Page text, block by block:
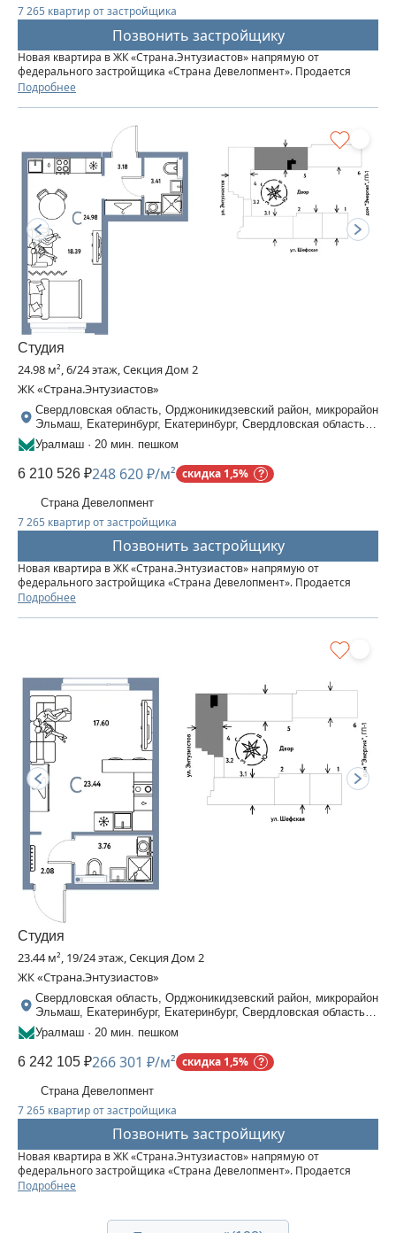
7 265 квартир от застройщика
Позвонить застройщику
Новая квартира в ЖК «‎Страна.Энтузиастов» напрямую от
федерального застройщика «‎Страна Девелопмент». Продается
студия площадью 25,56 кв. м. на 8 этаже от застройщика “Страна
Подробнее
Студия
24.98 м², 6/24 этаж, Секция Дом 2
ЖК «Страна.Энтузиастов»
Свердловская область, Орджоникидзевский район, микрорайон
Эльмаш, Екатеринбург, Екатеринбург, Свердловская область,
Шефская, 30
Уралмаш · 20 мин. пешком
6 210 526 ₽248 620 ₽/м² скидка 1,5%
Страна Девелопмент
7 265 квартир от застройщика
Позвонить застройщику
Новая квартира в ЖК «‎Страна.Энтузиастов» напрямую от
федерального застройщика «‎Страна Девелопмент». Продается
студия площадью 24,98 кв. м. на 6 этаже от застройщика “Страна
Подробнее
Студия
23.44 м², 19/24 этаж, Секция Дом 2
ЖК «Страна.Энтузиастов»
Свердловская область, Орджоникидзевский район, микрорайон
Эльмаш, Екатеринбург, Екатеринбург, Свердловская область,
Шефская, 30
Уралмаш · 20 мин. пешком
6 242 105 ₽266 301 ₽/м² скидка 1,5%
Страна Девелопмент
7 265 квартир от застройщика
Позвонить застройщику
Новая квартира в ЖК «‎Страна.Энтузиастов» напрямую от
федерального застройщика «‎Страна Девелопмент». Продается
студия площадью 23,44 кв. м. на 19 этаже от застройщика “Страна
Подробнее